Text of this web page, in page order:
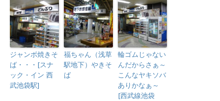
ジャンボ焼きそ
ば・・・[スナ
ック・イン 西
武池袋駅]
福ちゃん（浅草
駅地下）やきそ
ば
輪ゴムじゃない
んだからさぁ～
こんなヤキソバ
ありかなぁ～
[西武線池袋